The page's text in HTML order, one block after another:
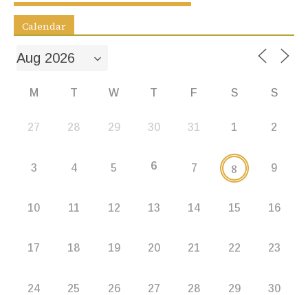
k
er
Calendar
M T W T F S S
27 28 29 30 31 1 2
3 4 5 6 7 8 9
10 11 12 13 14 15 16
17 18 19 20 21 22 23
24 25 26 27 28 29 30